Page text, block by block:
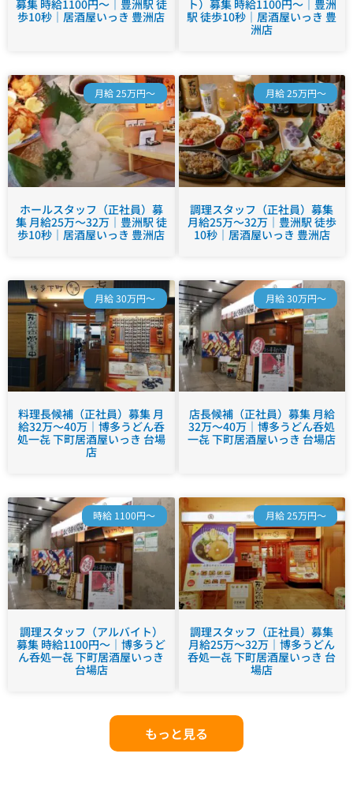
募集 時給1100円～｜豊洲駅 徒
歩10秒｜居酒屋いっき 豊洲店
ト）募集 時給1100円～｜豊洲
駅 徒歩10秒｜居酒屋いっき 豊
洲店
月給 25万円～
ホールスタッフ（正社員）募
集 月給25万～32万｜豊洲駅 徒
歩10秒｜居酒屋いっき 豊洲店
月給 25万円～
調理スタッフ（正社員）募集
月給25万～32万｜豊洲駅 徒歩
10秒｜居酒屋いっき 豊洲店
月給 30万円～
料理長候補（正社員）募集 月
給32万～40万｜博多うどん呑
処一㐂 下町居酒屋いっき 台場
店
月給 30万円～
店長候補（正社員）募集 月給
32万～40万｜博多うどん呑処
一㐂 下町居酒屋いっき 台場店
時給 1100円～
調理スタッフ（アルバイト）
募集 時給1100円～｜博多うど
ん呑処一㐂 下町居酒屋いっき
台場店
月給 25万円～
調理スタッフ（正社員）募集
月給25万～32万｜博多うどん
呑処一㐂 下町居酒屋いっき 台
場店
もっと見る